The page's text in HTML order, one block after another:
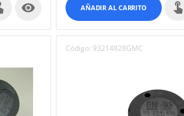
 AÑADIR AL CARRITO
Código: 93214828GMC